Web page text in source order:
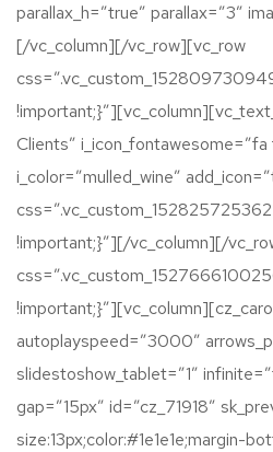
parallax_h=”true” parallax=”3″
[/vc_column][/vc_row][vc_row
Clients”
i_color=”mulled_wine”
!important;}”][/vc_column][/
autoplayspeed=”3000″
slidestoshow_tablet=”1″
gap=”15px” id=”cz_71918″
size:13px;color:#1e1e1e;margin-